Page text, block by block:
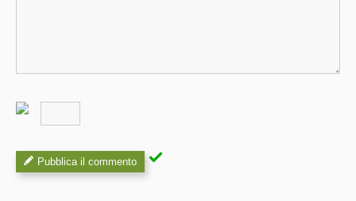
Pubblica il commento